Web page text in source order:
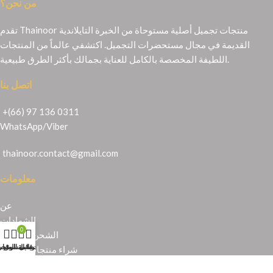
من نحن؟
تقدم Thainoor منتجات تجميل أصلية مستوحاة من الخبرة التايلاندية
القديمة في مجال مستحضرات التجميل. اكتشفي عالماً من المنتجات
اتصل بنا
+(66) 97 136 0311
WhatsApp/Viber
thainoor.contact@gmail.com
معلومات
عن
الشهادات
الشحن والإرجاع
شراء منتجات تايلندية
قائمة
0
عربة التسوق
حسابي